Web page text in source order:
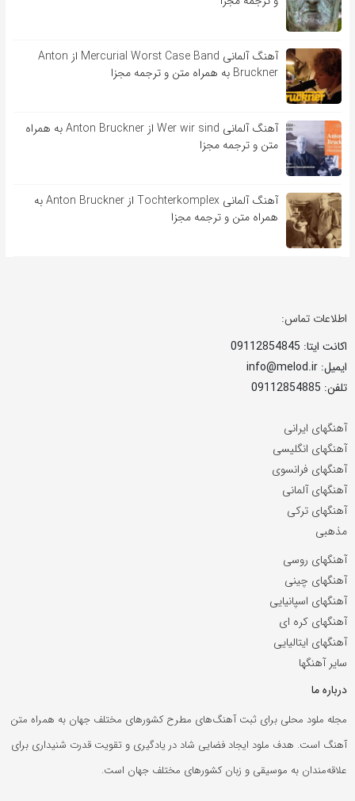
آهنگ آلمانی Mercurial Worst Case Band از Anton
Bruckner به همراه متن و ترجمه مجزا
آهنگ آلمانی Wer wir sind از Anton Bruckner به همراه
متن و ترجمه مجزا
آهنگ آلمانی Tochterkomplex از Anton Bruckner به
همراه متن و ترجمه مجزا
اطلاعات تماس:
اکانت ایتا: 09112854845
ایمیل: info@melod.ir
تلفن: 09112854885
آهنگهای ایرانی
آهنگهای انگلیسی
آهنگهای فرانسوی
آهنگهای آلمانی
آهنگهای ترکی
مذهبی
آهنگهای روسی
آهنگهای چینی
آهنگهای اسپانیایی
آهنگهای کره ای
آهنگهای ایتالیایی
سایر آهنگها
درباره ما
مجله ملود محلی برای ثبت آهنگ‌های مطرح کشورهای مختلف جهان به همراه متن
آهنگ است. هدف ملود ایجاد فضایی شاد در یادگیری و تقویت قدرت شنیداری برای
علاقه‌مندان به موسیقی و زبان کشورهای مختلف جهان است.